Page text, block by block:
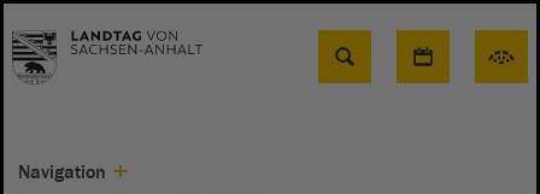
Suche
Navigation